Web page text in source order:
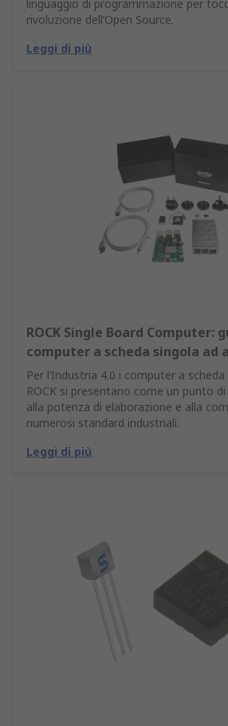
linguaggio di programmazione per
rivoluzione dell’Open Source.
Leggi di più
ROCK Single Board Computer:
computer a scheda singola ad
Per l’Industria 4.0 i computer a
ROCK si presentano come un punto
alla potenza di elaborazione e alla
numerosi standard industriali.
Leggi di più